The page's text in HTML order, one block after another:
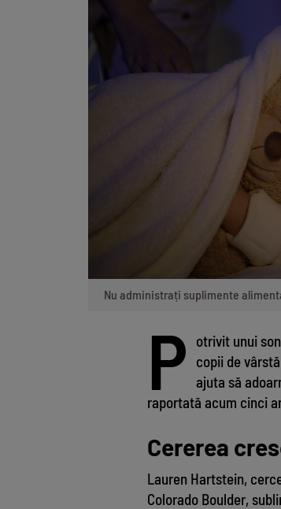
Nu administrați suplimente
P
otrivit unui
copii de
ajuta să
raportată acum cinci
Cererea
Lauren Hartstein,
Colorado Boulder,